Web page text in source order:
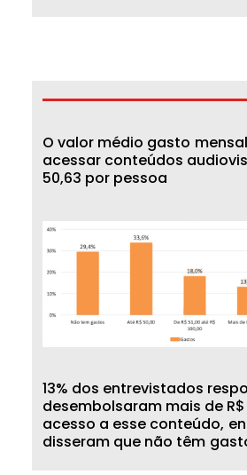
O valor médio gasto mensal
acessar conteúdos audiovis
50,63 por pessoa
13% dos entrevistados respo
desembolsaram mais de R$
acesso a esse conteúdo, en
disseram que não têm gast